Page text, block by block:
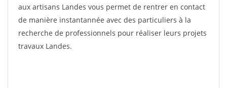
aux artisans Landes vous permet de rentrer en contact
de manière instantannée avec des particuliers à la
recherche de professionnels pour réaliser leurs projets
travaux Landes.